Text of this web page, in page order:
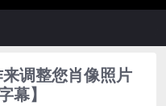
调整您肖像照片
幕】